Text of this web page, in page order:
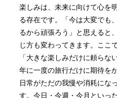
楽しみは、未来に向けて心を
る存在です。「今は大変でも
るから頑張ろう」と思えると
じ方も変わってきます。ここ
「大きな楽しみだけに頼らな
年に一度の旅行だけに期待を
日常がただの我慢や消耗にな
す。今日・今週・今月といっ